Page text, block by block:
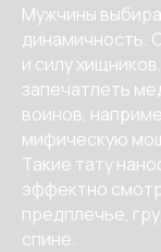
Мужчины
динамичность.
и силу
запечатлеть
воинов,
мифическую
Такие тату
эффектно
предплечье,
спине.